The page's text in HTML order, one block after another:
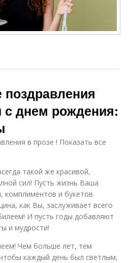
поздравления
днем рождения:
в прозе ! Показать все
такой же красивой,
сил! Пусть жизнь Ваша
комплиментов и букетов
как Вы, заслуживает всего
И пусть годы добавляют
и мудрости!
Чем больше лет, тем
каждый день был светлым,